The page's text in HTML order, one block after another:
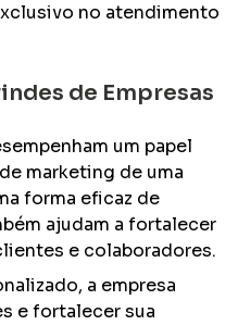
no atendimento
de Empresas
um papel
marketing de uma
forma eficaz de
ajudam a fortalecer
e colaboradores.
a empresa
e fortalecer sua